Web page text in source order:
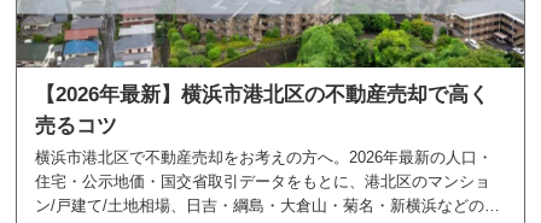
【2026年最新】横浜市港北区の不動産売却で高く
売るコツ
横浜市港北区で不動産売却をお考えの方へ。2026年最新の人口・
住宅・公示地価・国交省取引データをもとに、港北区のマンショ
ン/戸建て/土地相場、日吉・綱島・大倉山・菊名・新横浜などのエ